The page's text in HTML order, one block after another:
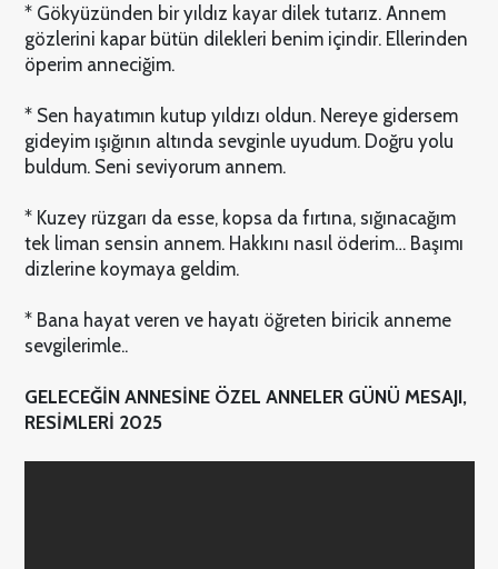
* Gökyüzünden bir yıldız kayar dilek tutarız. Annem
gözlerini kapar bütün dilekleri benim içindir. Ellerinden
öperim anneciğim.
* Sen hayatımın kutup yıldızı oldun. Nereye gidersem
gideyim ışığının altında sevginle uyudum. Doğru yolu
buldum. Seni seviyorum annem.
* Kuzey rüzgarı da esse, kopsa da fırtına, sığınacağım
tek liman sensin annem. Hakkını nasıl öderim… Başımı
dizlerine koymaya geldim.
* Bana hayat veren ve hayatı öğreten biricik anneme
sevgilerimle..
GELECEĞİN ANNESİNE ÖZEL ANNELER GÜNÜ MESAJI,
RESİMLERİ 2025